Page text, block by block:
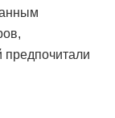
предпочитали